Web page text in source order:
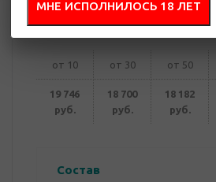
от 10 от 30 от 50
19 746
руб.
18 700
руб.
18 182
руб.
Состав
МНЕ ИСПОЛНИЛОСЬ 18 ЛЕТ